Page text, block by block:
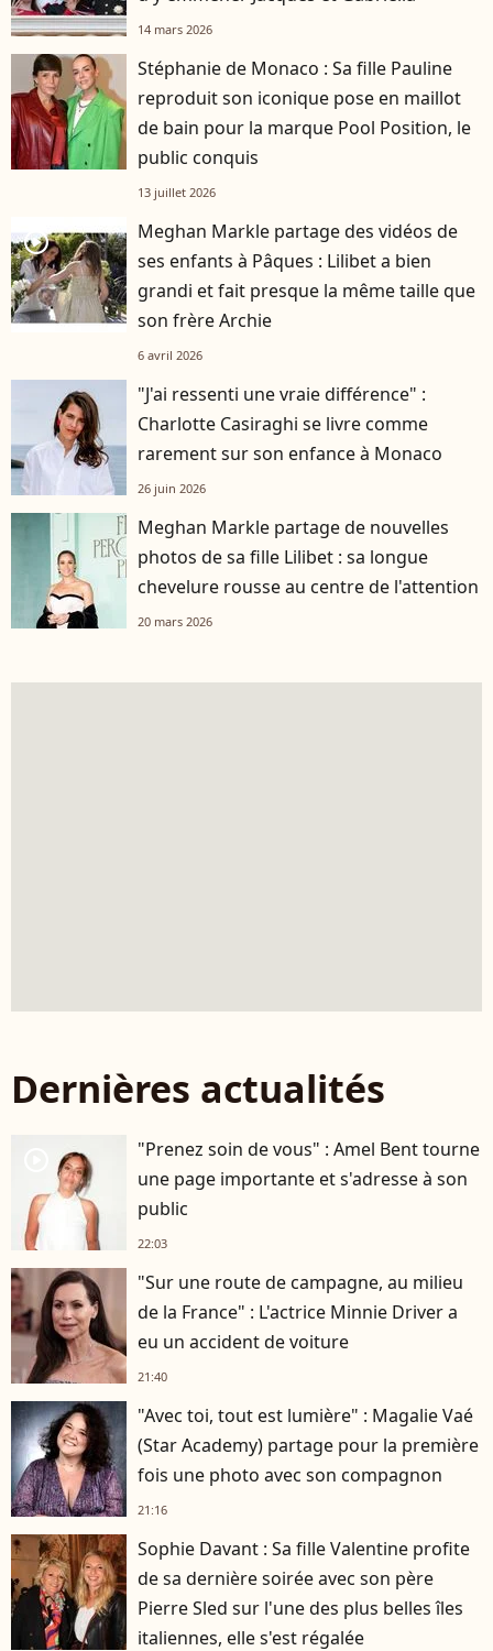
14 mars 2026
Stéphanie de Monaco : Sa fille Pauline
reproduit son iconique pose en maillot
de bain pour la marque Pool Position, le
public conquis
13 juillet 2026
player2
Meghan Markle partage des vidéos de
ses enfants à Pâques : Lilibet a bien
grandi et fait presque la même taille que
son frère Archie
6 avril 2026
"J'ai ressenti une vraie différence" :
Charlotte Casiraghi se livre comme
rarement sur son enfance à Monaco
26 juin 2026
Meghan Markle partage de nouvelles
photos de sa fille Lilibet : sa longue
chevelure rousse au centre de l'attention
20 mars 2026
Dernières actualités
"Prenez soin de vous" : Amel Bent tourne
une page importante et s'adresse à son
public
22:03
"Sur une route de campagne, au milieu
de la France" : L'actrice Minnie Driver a
eu un accident de voiture
21:40
"Avec toi, tout est lumière" : Magalie Vaé
(Star Academy) partage pour la première
fois une photo avec son compagnon
21:16
Sophie Davant : Sa fille Valentine profite
de sa dernière soirée avec son père
Pierre Sled sur l'une des plus belles îles
italiennes, elle s'est régalée